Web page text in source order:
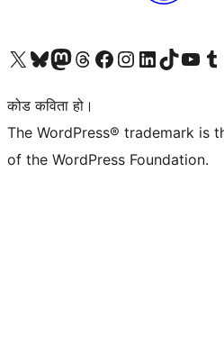
हाम्रो X (पहिले ट्विटर) खातामा जानुहोस्
हाम्रो Bluesky खाता भ्रमण गर्नुहोस्
हाम्रो म्यास्टोडन खाता भ्रमण गर्नुहोस्
हाम्रो थ्रेड्स खातामा जानुहोस्
हाम्रो फेसबुक पेजमा जानुहोस्
हाम्रो इन्स्टाग्राम खातामा जानुहोस्
हाम्रो लिङ्क्डइन खातामा जानुहोस्
हाम्रो TikTok खाता भ्रमण गर्नुहोस्
हाम्रो युट्युब च्यानलमा
हाम्रो
कोड कविता हो।
The WordPress® trademark is
of the WordPress Foundation.